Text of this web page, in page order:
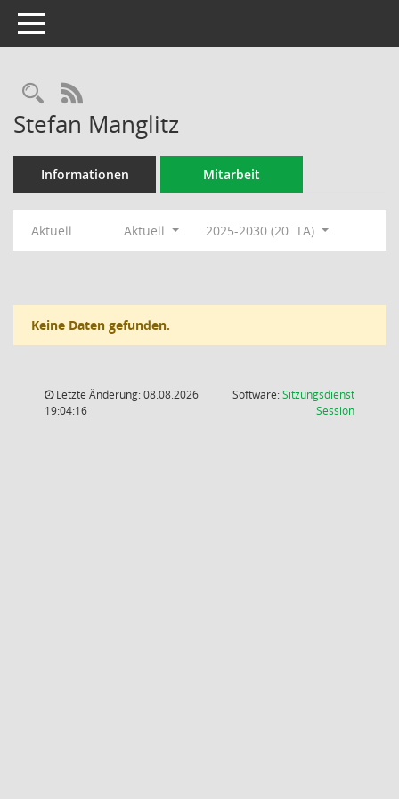
Toggle navigation
Rechercheauswahl
RSS-Feed
Stefan Manglitz
Informationen Mitarbeit
Aktuell Aktuell 2025-2030 (20. TA)
Keine Daten gefunden.
Letzte Änderung: 08.08.2026
19:04:16
Software:Sitzungsdienst
Session(Wird in